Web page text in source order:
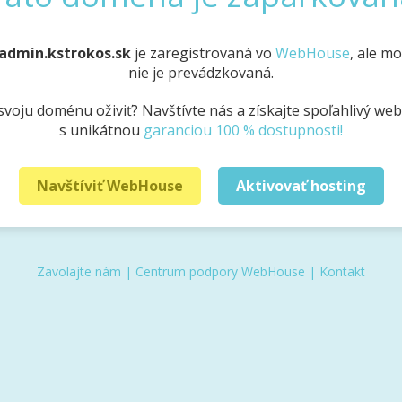
admin.kstrokos.skje zaregistrovaná vo WebHouse, ale
nie je prevádzkovaná.
doménu oživiť? Navštívte nás a získajte spoľahlivý
s unikátnou garanciou 100 % dostupnosti!
Navštíviť WebHouse Aktivovať hosting
Zavolajte nám | Centrum podpory WebHouse | Kontakt